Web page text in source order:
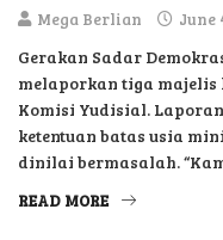
Mega Berlian June
Gerakan Sadar
melaporkan tiga majelis
Komisi Yudisial.
ketentuan batas usia
dinilai bermasalah.
READ MORE